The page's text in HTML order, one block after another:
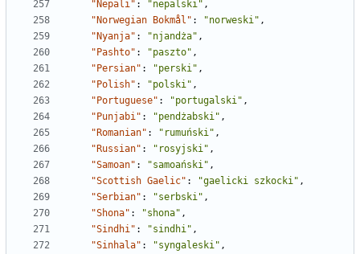
"Nepali" : "nepalski" ,
"Norwegian Bokmål" : "norweski" ,
"Nyanja" : "njandża" ,
"Pashto" : "paszto" ,
"Persian" : "perski" ,
"Polish" : "polski" ,
"Portuguese" : "portugalski" ,
"Punjabi" : "pendżabski" ,
"Romanian" : "rumuński" ,
"Russian" : "rosyjski" ,
"Samoan" : "samoański" ,
"Scottish Gaelic" : "gaelicki szkocki" ,
"Serbian" : "serbski" ,
"Shona" : "shona" ,
"Sindhi" : "sindhi" ,
"Sinhala" : "syngaleski" ,